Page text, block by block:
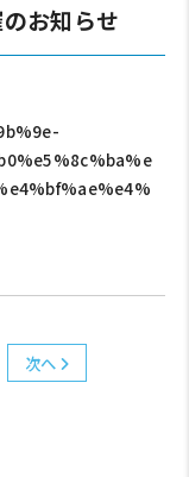
お知らせ
次へ